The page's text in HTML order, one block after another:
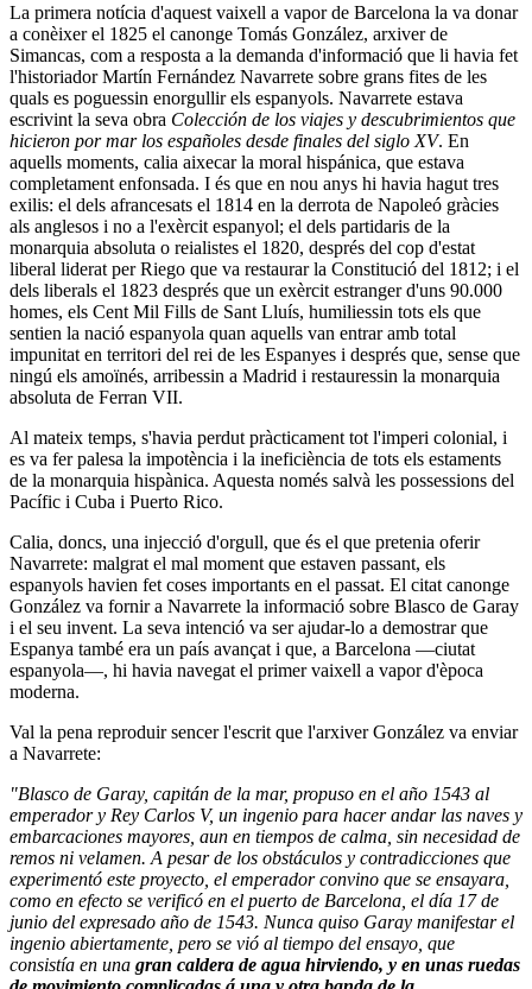
La primera notícia d'aquest vaixell a vapor de Barcelona la va donar
a conèixer el 1825 el canonge Tomás González, arxiver de
Simancas, com a resposta a la demanda d'informació que li havia fet
l'historiador Martín Fernández Navarrete sobre grans fites de les
quals es poguessin enorgullir els espanyols. Navarrete estava
escrivint la seva obra Colección de los viajes y descubrimientos que
hicieron por mar los españoles desde finales del siglo XV. En
aquells moments, calia aixecar la moral hispánica, que estava
completament enfonsada. I és que en nou anys hi havia hagut tres
exilis: el dels afrancesats el 1814 en la derrota de Napoleó gràcies
als anglesos i no a l'exèrcit espanyol; el dels partidaris de la
monarquia absoluta o reialistes el 1820, després del cop d'estat
liberal liderat per Riego que va restaurar la Constitució del 1812; i el
dels liberals el 1823 després que un exèrcit estranger d'uns 90.000
homes, els Cent Mil Fills de Sant Lluís, humiliessin tots els que
sentien la nació espanyola quan aquells van entrar amb total
impunitat en territori del rei de les Espanyes i després que, sense que
ningú els amoïnés, arribessin a Madrid i restauressin la monarquia
absoluta de Ferran VII.
Al mateix temps, s'havia perdut pràcticament tot l'imperi colonial, i
es va fer palesa la impotència i la ineficiència de tots els estaments
de la monarquia hispànica. Aquesta només salvà les possessions del
Pacífic i Cuba i Puerto Rico.
Calia, doncs, una injecció d'orgull, que és el que pretenia oferir
Navarrete: malgrat el mal moment que estaven passant, els
espanyols havien fet coses importants en el passat. El citat canonge
González va fornir a Navarrete la informació sobre Blasco de Garay
i el seu invent. La seva intenció va ser ajudar-lo a demostrar que
Espanya també era un país avançat i que, a Barcelona —ciutat
espanyola—, hi havia navegat el primer vaixell a vapor d'època
moderna.
Val la pena reproduir sencer l'escrit que l'arxiver González va enviar
a Navarrete:
"Blasco de Garay, capitán de la mar, propuso en el año 1543 al
emperador y Rey Carlos V, un ingenio para hacer andar las naves y
embarcaciones mayores, aun en tiempos de calma, sin necesidad de
remos ni velamen. A pesar de los obstáculos y contradicciones que
experimentó este proyecto, el emperador convino que se ensayara,
como en efecto se verificó en el puerto de Barcelona, el día 17 de
junio del expresado año de 1543. Nunca quiso Garay manifestar el
ingenio abiertamente, pero se vió al tiempo del ensayo, que
consistía en una gran caldera de agua hirviendo, y en unas ruedas